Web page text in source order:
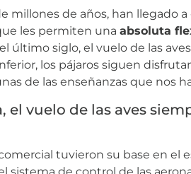
millones de años, han llegado
les permiten una absoluta
último siglo, el vuelo de las
los pájaros siguen
de las enseñanzas que nos
el vuelo de las aves
tuvieron su base en el